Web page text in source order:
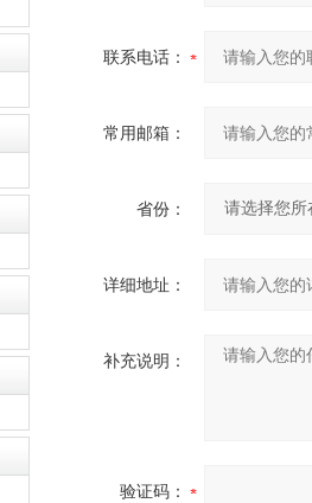
联系电话：
常用邮箱：
省份：
详细地址：
补充说明：
验证码：